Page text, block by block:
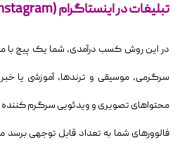
تبلیغات در اینستاگرام (Instagram)
در این روش کسب درآمدی، شما یک پیج با
سرگرمی، موسیقی و ترندها، آموزشی یا
محتواهای تصویری و ویدئویی سرگرم
فالوورهای شما به تعداد قابل توجهی برسد